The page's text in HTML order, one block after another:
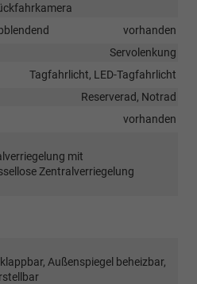
vorhanden
Servolenkung
Tagfahrlicht, LED-Tagfahrlicht
Reserverad, Notrad
vorhanden
mit
Zentralverriegelung
Außenspiegel beheizbar,